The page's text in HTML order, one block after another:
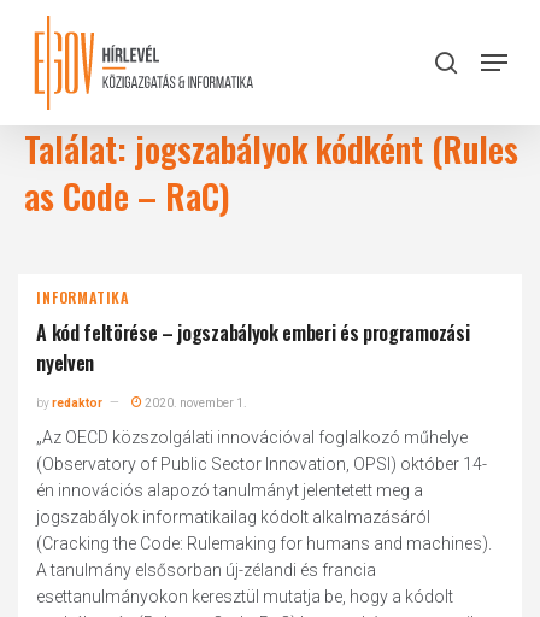
content
search
Menu
Találat: jogszabályok kódként (Rules
as Code – RaC)
INFORMATIKA
A kód feltörése – jogszabályok emberi és programozási
nyelven
byredaktor 2020. november 1.
„Az OECD közszolgálati innovációval foglalkozó műhelye
(Observatory of Public Sector Innovation, OPSI) október 14-
én innovációs alapozó tanulmányt jelentetett meg a
jogszabályok informatikailag kódolt alkalmazásáról
(Cracking the Code: Rulemaking for humans and machines).
A tanulmány elsősorban új-zélandi és francia
esettanulmányokon keresztül mutatja be, hogy a kódolt
Close